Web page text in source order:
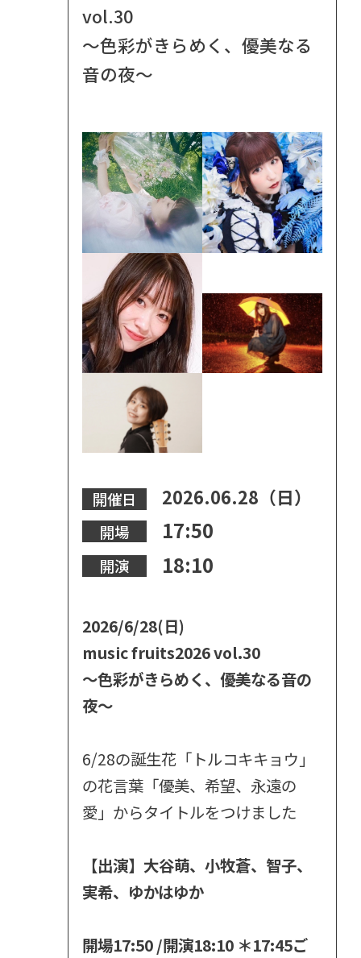
vol.30
～色彩がきらめく、優美なる
音の夜～
開催日 2026.06.28（日）
開場 17:50
開演 18:10
2026/6/28(日)
music fruits2026 vol.30
～色彩がきらめく、優美なる音の
夜～
6/28の誕生花「トルコキキョウ」
の花言葉「優美、希望、永遠の
愛」からタイトルをつけました
【出演】大谷萌、小牧蒼、智子、
実希、ゆかはゆか
開場17:50 /開演18:10 ＊17:45ご